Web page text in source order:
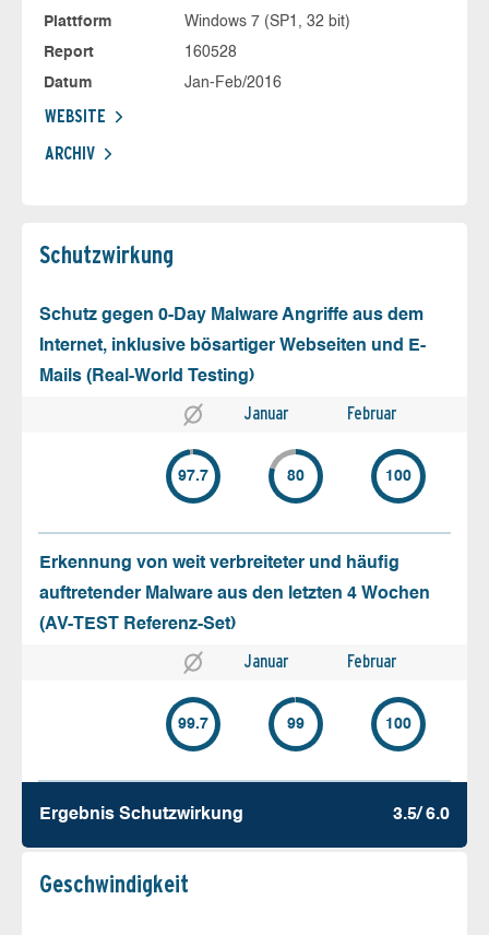
Plattform
Windows 7 (SP1, 32 bit)
Report
160528
Datum
Jan-Feb/2016
WEBSITE
ARCHIV
Schutz­wirkung
Schutz gegen 0-Day Malware Angriffe aus dem
Internet, inklusive bösartiger Webseiten und E-
Mails (Real-World Testing)
Januar Februar
97.7 80 100
Erkennung von weit verbreiteter und häufig
auftretender Malware aus den letzten 4 Wochen
(AV-TEST Referenz-Set)
Januar Februar
99.7 99 100
Ergebnis Schutz­wirkung 3.5/ 6.0
Geschw­indigkeit